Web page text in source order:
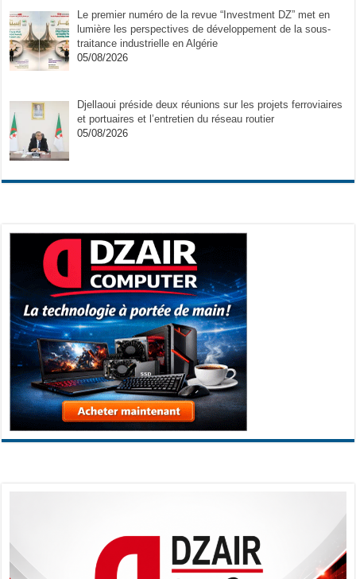
Le premier numéro de la revue “Investment DZ” met en
lumière les perspectives de développement de la sous-
traitance industrielle en Algérie
05/08/2026
Djellaoui préside deux réunions sur les projets ferroviaires
et portuaires et l’entretien du réseau routier
05/08/2026